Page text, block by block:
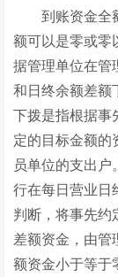
到账资金全额
额可以是零或零
据管理单位在管
和日终余额差额
下拨是指根据
定的目标金额的
员单位的支出户
行在每日营业日
判断，将事先约
差额资金，由管
额资金小于等于